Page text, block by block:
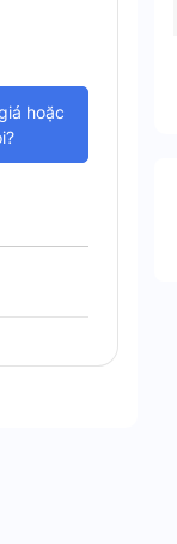
3.0
nghẽn cổ
hoặc